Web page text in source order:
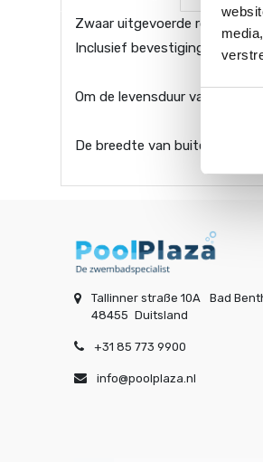
Zwaar uitgevoerde roestvrij
Inclusief
Om de levensduur van uw
De breedte van buitenkant
Tallinner straße 10A
Bad
48455 Duitsland
+31 85 773 9900
info@poolplaza.nl